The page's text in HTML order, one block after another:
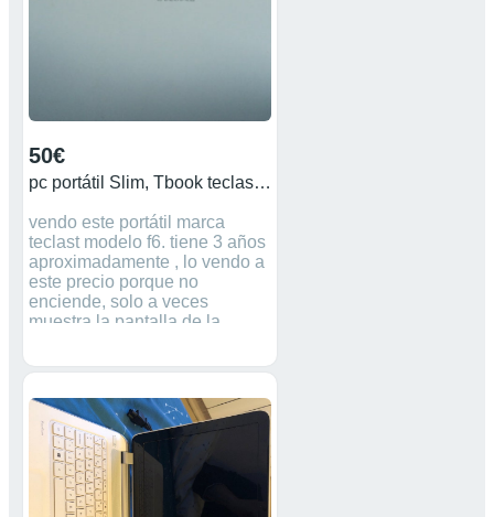
50€
pc portátil Slim, Tbook teclast f6
vendo este portátil marca
teclast modelo f6. tiene 3 años
aproximadamente , lo vendo a
este precio porque no
enciende, solo a veces
muestra la pantalla de la
apagar (ver foto 9). el cargador
fotos 10. lo vendo para quien
sepa trastear con el o
aprovechar piezas como
pantalla, batería, cargador ,
memoria.... va lo que se
muestra en fotos: papeles, caja